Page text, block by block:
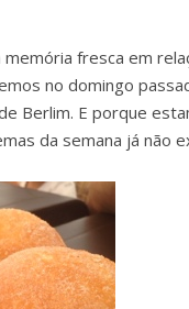
fresca em
no domingo
Berlim. E porque
da semana já não